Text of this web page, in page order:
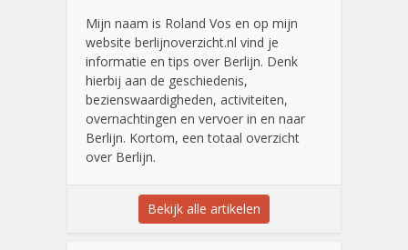
Mijn naam is Roland Vos en op mijn
website berlijnoverzicht.nl vind je
informatie en tips over Berlijn. Denk
hierbij aan de geschiedenis,
bezienswaardigheden, activiteiten,
overnachtingen en vervoer in en naar
Berlijn. Kortom, een totaal overzicht
over Berlijn.
Bekijk alle artikelen